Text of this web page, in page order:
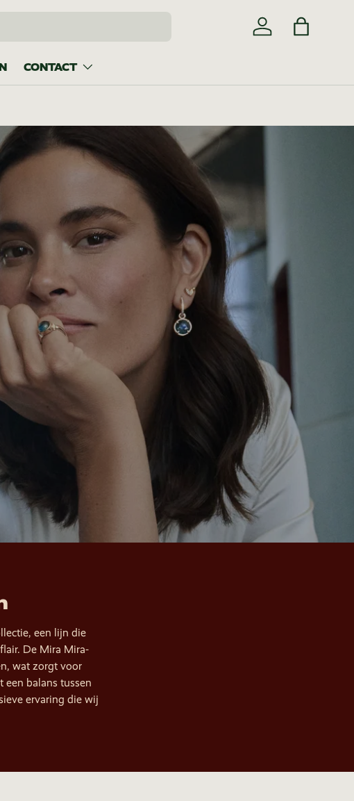
InloggenTas
CONTACT
een lijn die
De Mira Mira-
wat zorgt voor
een balans tussen
ervaring die wij